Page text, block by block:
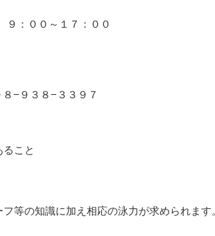
９：００～１７：００
−９３８−３３９７
こと
等の知識に加え相応の泳力が求められます